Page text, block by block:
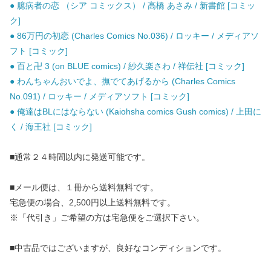
● 臆病者の恋 （シア コミックス） / 高橋 あさみ / 新書館 [コミッ
ク]
● 86万円の初恋 (Charles Comics No.036) / ロッキー / メディアソ
フト [コミック]
● 百と卍 3 (on BLUE comics) / 紗久楽さわ / 祥伝社 [コミック]
● わんちゃんおいでよ、撫でてあげるから (Charles Comics
No.091) / ロッキー / メディアソフト [コミック]
● 俺達はBLにはならない (Kaiohsha comics Gush comics) / 上田に
く / 海王社 [コミック]
■通常２４時間以内に発送可能です。
■メール便は、１冊から送料無料です。
宅急便の場合、2,500円以上送料無料です。
※「代引き」ご希望の方は宅急便をご選択下さい。
■中古品ではございますが、良好なコンディションです。